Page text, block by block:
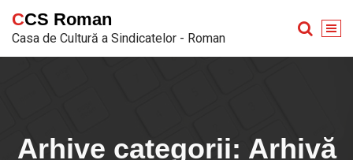
conținut
CCS Roman
Casa de Cultură a Sindicatelor - Roman
Arhive categorii: Arhivă